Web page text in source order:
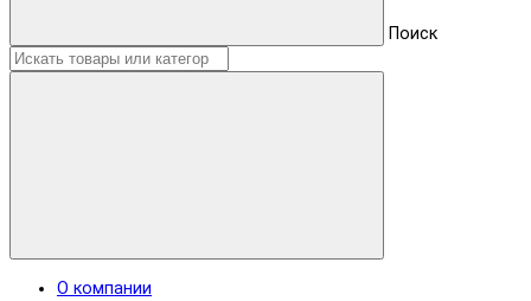
Поиск
О компании